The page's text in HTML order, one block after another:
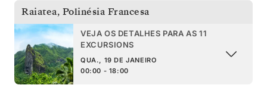
Raiatea, Polinésia Francesa
VEJA OS DETALHES PARA AS 11
EXCURSIONS
QUA., 19 DE JANEIRO
00:00 - 18:00